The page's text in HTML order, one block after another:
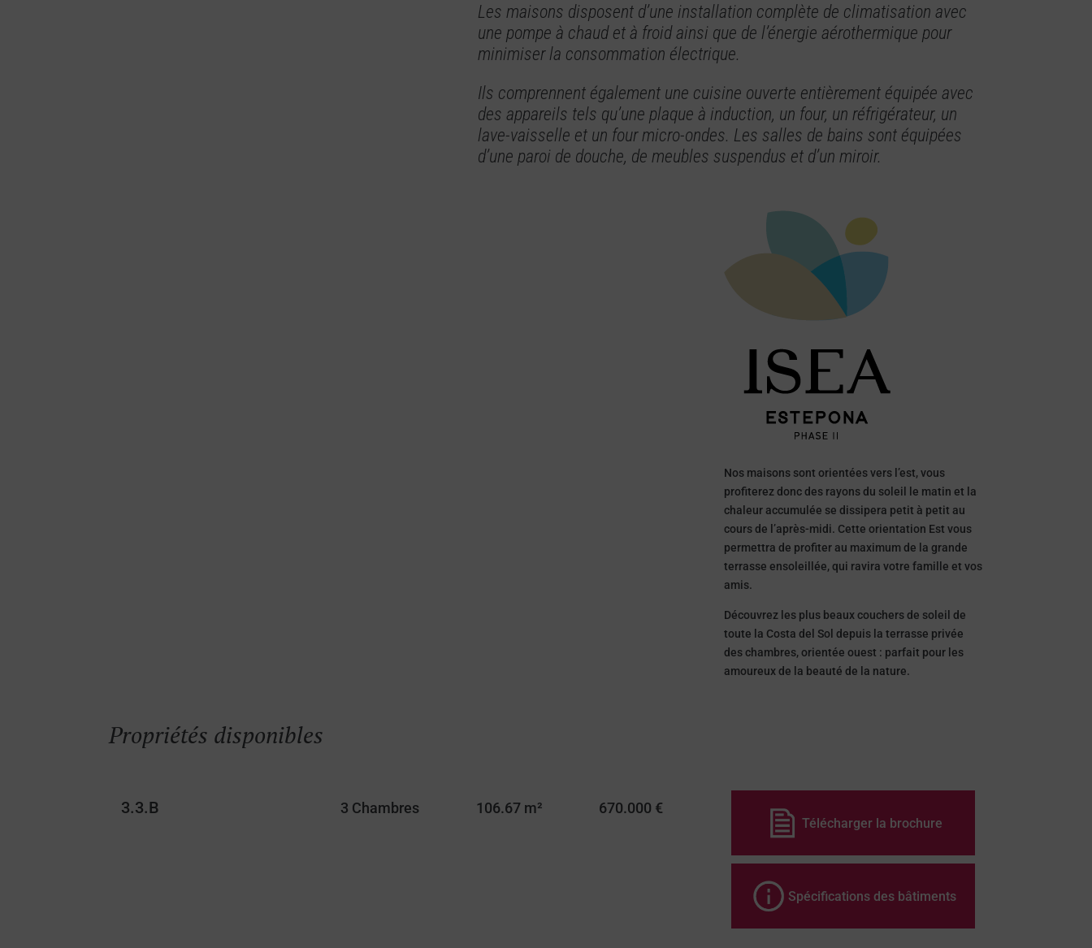
Les maisons disposent d’une installation complète de climatisation avec
une pompe à chaud et à froid ainsi que de l’énergie aérothermique pour
minimiser la consommation électrique.
Ils comprennent également une cuisine ouverte entièrement équipée avec
des appareils tels qu’une plaque à induction, un four, un réfrigérateur, un
lave-vaisselle et un four micro-ondes. Les salles de bains sont équipées
d’une paroi de douche, de meubles suspendus et d’un miroir.
Nos maisons sont orientées vers l’est, vous
profiterez donc des rayons du soleil le matin et la
chaleur accumulée se dissipera petit à petit au
cours de l’après-midi. Cette orientation Est vous
permettra de profiter au maximum de la grande
terrasse ensoleillée, qui ravira votre famille et vos
amis.
Découvrez les plus beaux couchers de soleil de
toute la Costa del Sol depuis la terrasse privée
des chambres, orientée ouest : parfait pour les
amoureux de la beauté de la nature.
Propriétés disponibles
3.3.B 3 Chambres 106.67 m² 670.000 €
Télécharger la brochure
Spécifications des bâtiments